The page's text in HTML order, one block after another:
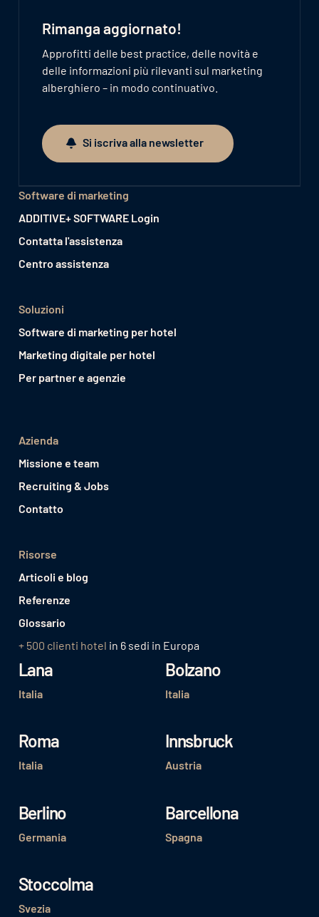
Rimanga aggiornato!
Approfitti delle best practice, delle novità e
delle informazioni più rilevanti sul marketing
alberghiero – in modo continuativo.
Si iscriva alla newsletter
Si iscriva alla newsletter
Software di marketing
ADDITIVE+ SOFTWARE Login
Contatta l'assistenza
Centro assistenza
Soluzioni
Software di marketing per hotel
Marketing digitale per hotel
Per partner e agenzie
Azienda
Missione e team
Recruiting & Jobs
Contatto
Risorse
Articoli e blog
Referenze
Glossario
+ 500 clienti hotel in 6 sedi in Europa
Lana
Italia
Bolzano
Italia
Roma
Italia
Innsbruck
Austria
Berlino
Germania
Barcellona
Spagna
Stoccolma
Svezia